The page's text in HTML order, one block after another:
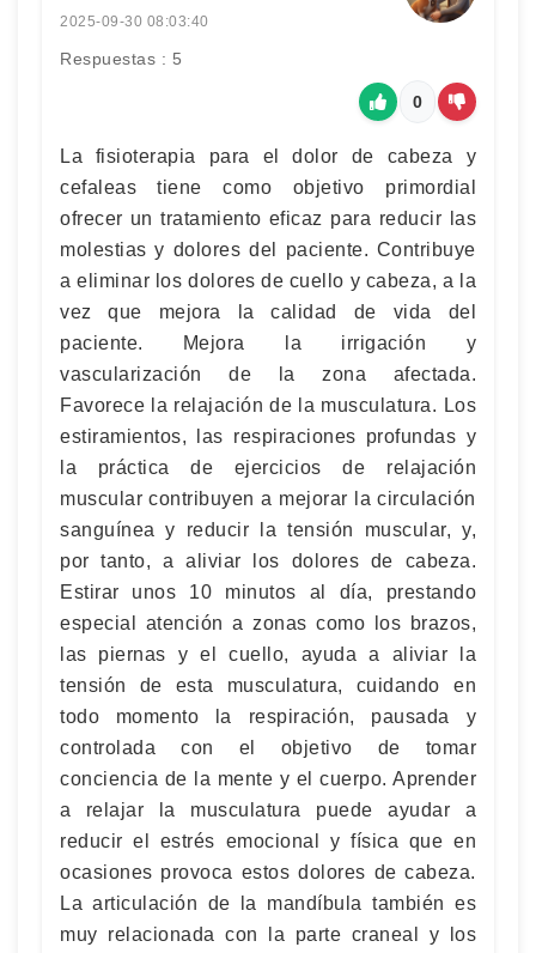
2025-09-30 08:03:40
Respuestas : 5
0
La fisioterapia para el dolor de cabeza y
cefaleas tiene como objetivo primordial
ofrecer un tratamiento eficaz para reducir las
molestias y dolores del paciente. Contribuye
a eliminar los dolores de cuello y cabeza, a la
vez que mejora la calidad de vida del
paciente. Mejora la irrigación y
vascularización de la zona afectada.
Favorece la relajación de la musculatura. Los
estiramientos, las respiraciones profundas y
la práctica de ejercicios de relajación
muscular contribuyen a mejorar la circulación
sanguínea y reducir la tensión muscular, y,
por tanto, a aliviar los dolores de cabeza.
Estirar unos 10 minutos al día, prestando
especial atención a zonas como los brazos,
las piernas y el cuello, ayuda a aliviar la
tensión de esta musculatura, cuidando en
todo momento la respiración, pausada y
controlada con el objetivo de tomar
conciencia de la mente y el cuerpo. Aprender
a relajar la musculatura puede ayudar a
reducir el estrés emocional y física que en
ocasiones provoca estos dolores de cabeza.
La articulación de la mandíbula también es
muy relacionada con la parte craneal y los